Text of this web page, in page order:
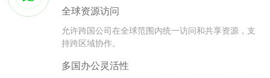
全球资源访问
允许跨国公司在全球范围内统一访问和共享资源，支
持跨区域协作。
多国办公灵活性